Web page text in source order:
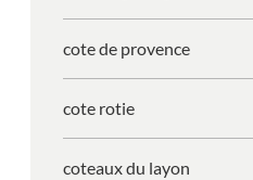
cote de provence
cote rotie
coteaux du layon